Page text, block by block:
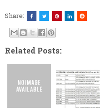
Share:
Related Posts: